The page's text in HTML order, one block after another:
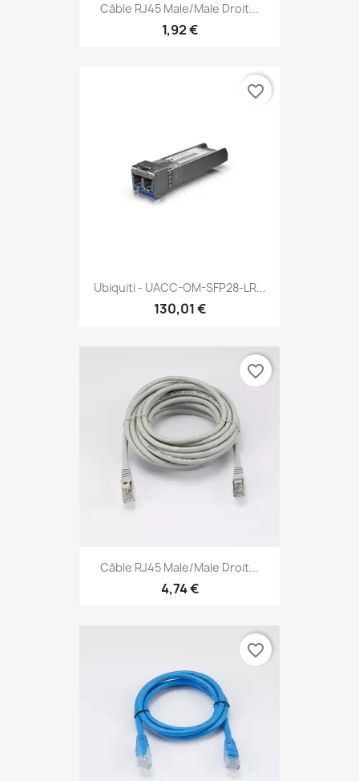
Câble RJ45 Male/Male Droit...
1,92 €
Ubiquiti - UACC-OM-SFP28-LR...
130,01 €
favorite_border
Câble RJ45 Male/Male Droit...
4,74 €
favorite_border
favorite_border